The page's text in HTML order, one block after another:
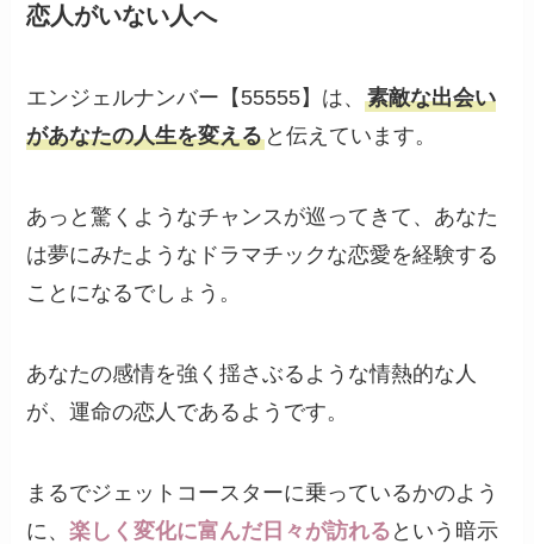
恋人がいない人へ
エンジェルナンバー【55555】は、素敵な出会い
があなたの人生を変える と伝えています。
あっと驚くようなチャンスが巡ってきて、あなた
は夢にみたようなドラマチックな恋愛を経験する
ことになるでしょう。
あなたの感情を強く揺さぶるような情熱的な人
が、運命の恋人であるようです。
まるでジェットコースターに乗っているかのよう
に、楽しく変化に富んだ日々が訪れる という暗示